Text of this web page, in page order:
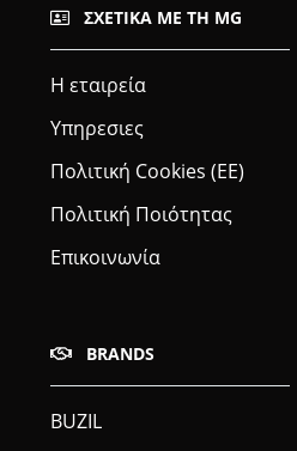
ΣΧΕΤΙΚΆ ΜΕ ΤΗ MG
Η εταιρεία
Υπηρεσιες
Πολιτική Cookies (ΕΕ)
Πολιτική Ποιότητας
Επικοινωνία
BRANDS
BUZIL